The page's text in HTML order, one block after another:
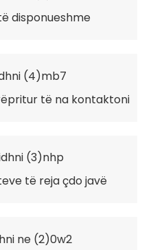
disponueshme
të na kontaktoni
të reja çdo javë